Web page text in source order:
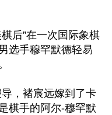
后”在一次国际象棋
选手穆罕默德轻易
，褚宸远嫁到了卡
棋手的阿尔-穆罕默